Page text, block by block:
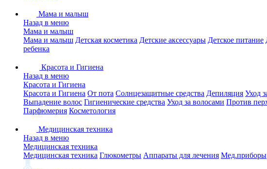
Мама и малыш
Назад в меню
Мама и малыш
Мама и малыш Детская косметика Детские аксессуары Детское питание
ребенка
Красота и Гигиена
Назад в меню
Красота и Гигиена
Красота и Гигиена От пота Солнцезащитные средства Депиляция Уход
Выпадение волос Гигиенические средства Уход за волосами Против
Парфюмерия Косметология
Медицинская техника
Назад в меню
Медицинская техника
Медицинская техника Глюкометры Аппараты для лечения Мед.приборы